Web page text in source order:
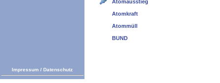
Atomausstieg
Atomkraft
Atommüll
BUND
Impressum / Datenschutz